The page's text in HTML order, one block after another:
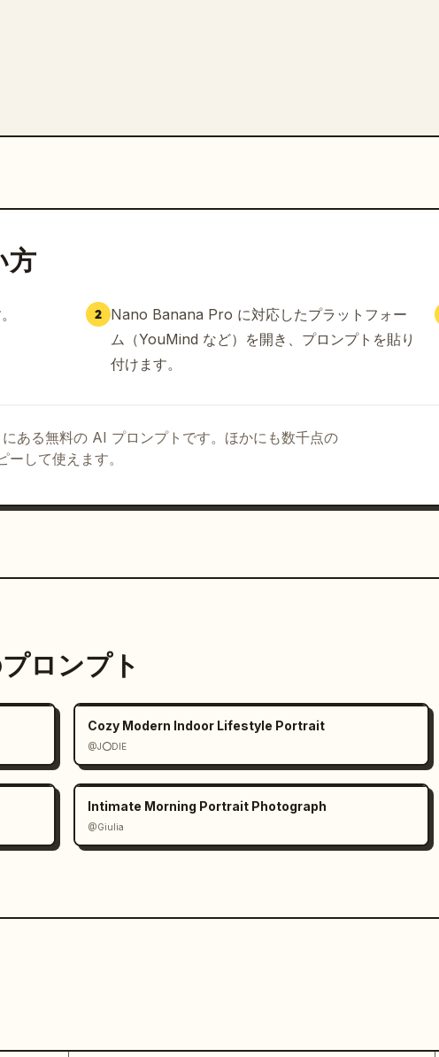
方
2 Nano Banana Pro に対応したプラットフォー
ム（YouMind など）を開き、プロンプトを貼り
付けます。
ある無料の AI プロンプトです。ほかにも数千点の
して使えます。
ロンプト
Cozy Modern Indoor Lifestyle Portrait
@J⭕DIE
Intimate Morning Portrait Photograph
@Giulia